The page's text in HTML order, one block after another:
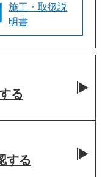
施工・取扱説
明書
る
する